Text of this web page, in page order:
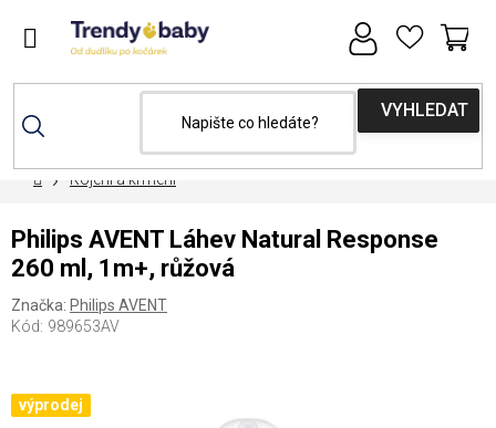
DomůKojení a krmení
Philips AVENT Láhev Natural Response
260 ml, 1m+, růžová
Značka: Philips AVENT
Kód: 989653AV
výprodej